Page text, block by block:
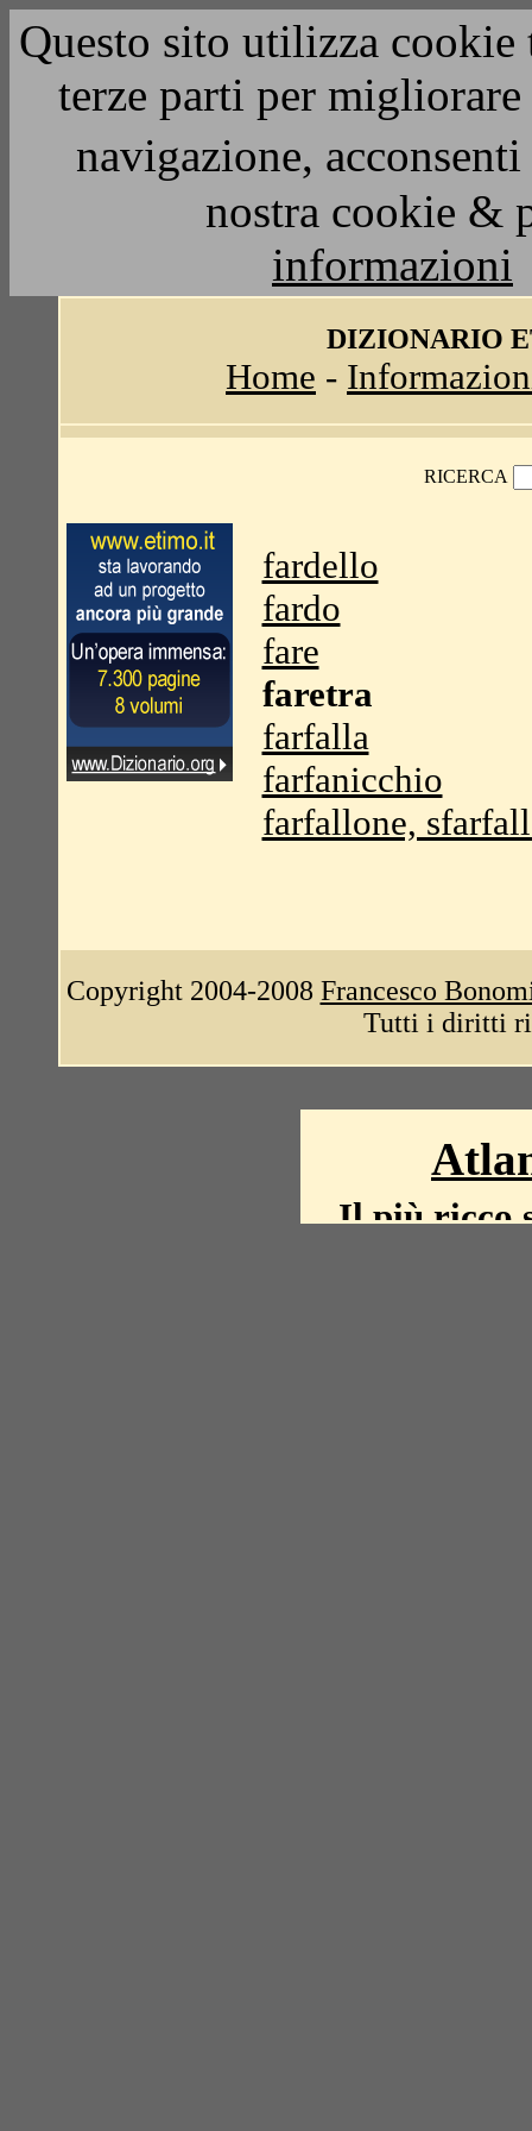
Questo sito utilizza
terze parti per
navigazione,
nostra cookie &
informazioni
DIZIONARIO
Home -
RICERCA
fardello
fardo
fare
faretra
farfalla
farfanicchio
farfallone,
Copyright 2004-2008 Francesco
Tutti i diritti
Il più ricco